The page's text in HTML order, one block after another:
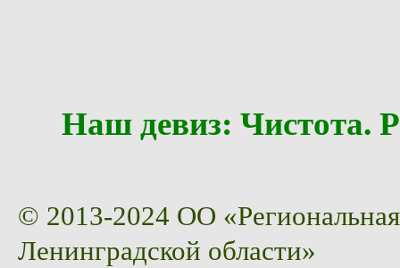
Наш девиз:
© 2013-2024 ОО
Ленинградской области»